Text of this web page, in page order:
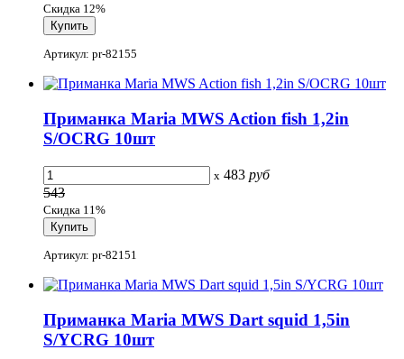
Скидка 12%
Артикул: pr-82155
Приманка Maria MWS Action fish 1,2in
S/OCRG 10шт
x 483 руб
543
Скидка 11%
Артикул: pr-82151
Приманка Maria MWS Dart squid 1,5in
S/YCRG 10шт